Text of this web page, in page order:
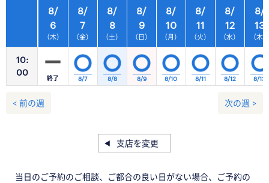
10:
00
8/
6
（木）
8/
7
（金）
8/
8
（土）
8/
9
（日）
8/
10
（月）
8/
11
（火）
8/
12
（水）
終了 8/7 8/8 8/9 8/10 8/11 8/12
8/
13
（木）
8/13
< 前の週 次の週 >
支店を変更
当日のご予約のご相談、ご都合の良い日がない場合、ご予約の